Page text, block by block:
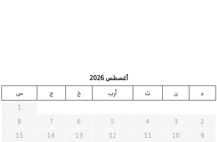
أغسطس 2026
د
ن ث أرب خ ج
س
1
2
3
4
5
6
7
8
9
10
11
12
13
14
15